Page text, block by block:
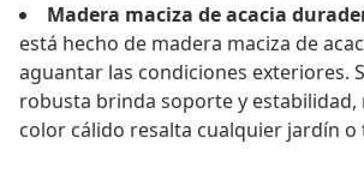
Madera maciza de acacia
está hecho de madera maciza de
aguantar las condiciones exteriores.
robusta brinda soporte y estabilidad,
color cálido resalta cualquier jardín o